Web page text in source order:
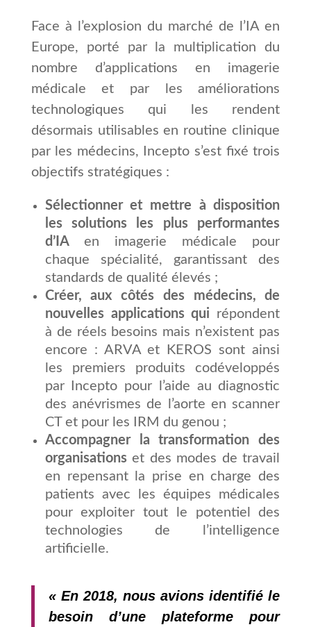
Face à l’explosion du marché de l’IA en
Europe, porté par la multiplication du
nombre d’applications en imagerie
médicale et par les améliorations
technologiques qui les rendent
désormais utilisables en routine clinique
par les médecins, Incepto s’est fixé trois
objectifs stratégiques :
Sélectionner et mettre à disposition
les solutions les plus performantes
d’IA en imagerie médicale pour
chaque spécialité, garantissant des
standards de qualité élevés ;
Créer, aux côtés des médecins, de
nouvelles applications qui répondent
à de réels besoins mais n’existent pas
encore : ARVA et KEROS sont ainsi
les premiers produits codéveloppés
par Incepto pour l’aide au diagnostic
des anévrismes de l’aorte en scanner
CT et pour les IRM du genou ;
Accompagner la transformation des
organisations et des modes de travail
en repensant la prise en charge des
patients avec les équipes médicales
pour exploiter tout le potentiel des
technologies de l’intelligence
artificielle.
« En 2018, nous avions identifié le
besoin d’une plateforme pour